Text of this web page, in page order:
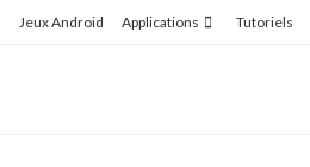
Jeux Android Applications Tutoriels